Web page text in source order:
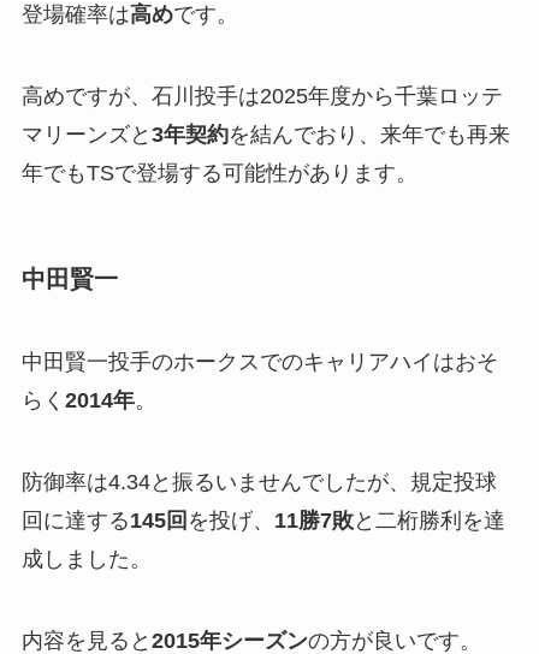
登場確率は高めです。
高めですが、石川投手は2025年度から千葉ロッテ
マリーンズと 3年契約を結んでおり、来年でも再来
年でもTSで登場する可能性があります。
中田賢一
中田賢一投手のホークスでのキャリアハイはおそ
らく 2014年。
防御率は4.34と振るいませんでしたが、規定投球
回に達する145回 を投げ、 11勝7敗と二桁勝利を達
成しました。
内容を見ると 2015年シーズンの方が良いです。